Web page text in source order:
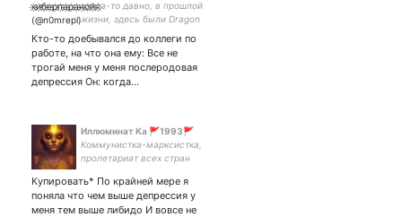
когда-то давно, в прошлой
жизни, здесь были Dragon
RGG.
Кто-то доебывался до коллеги по
работе, на что она ему: Все не
трогай меня у меня послеродовая
депрессия Он: когда…
Иллюминат Ка 🚩1993🚩
Коммунистка-марксистка,
пролетариат всех стран
Купировать* По крайней мере я
поняла что чем выше депрессия у
меня тем выше либидо И вовсе не